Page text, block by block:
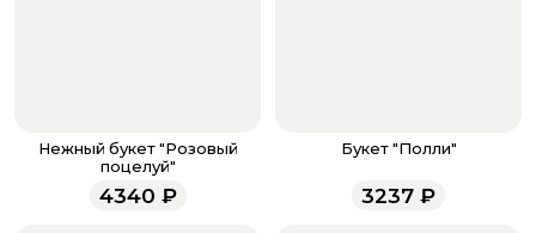
звоните по номеру телефона
8 (927) 936-71-86
напишите WhatsApp
+7 937 333-66-53
менеджеры работают ежедневно с 9.00 до 23.00 и
всегда рады проконсультировать вас.
Нежный букет "Розовый
поцелуй"
4340 ₽
Букет "Полли"
3237 ₽